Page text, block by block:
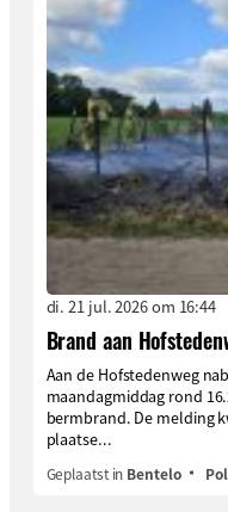
di. 21 jul. 2026 om 16:44
Brand aan
Aan de Hofstedenweg
maandagmiddag rond
bermbrand. De melding
plaatse...
Geplaatst in Bentelo